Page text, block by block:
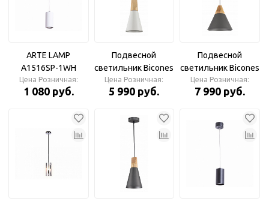
ARTE LAMP
A1516SP-1WH
CANOPUS Подвес
Цена Розничная:
1 080 руб.
Подвесной
светильник Bicones
белый 140мм,
E27х1 60Вт P359-
Цена Розничная:
5 990 руб.
Подвесной
светильник Bicones
серый 220мм, E27х1
60Вт P359-PL-220-C
Цена Розничная:
7 990 руб.